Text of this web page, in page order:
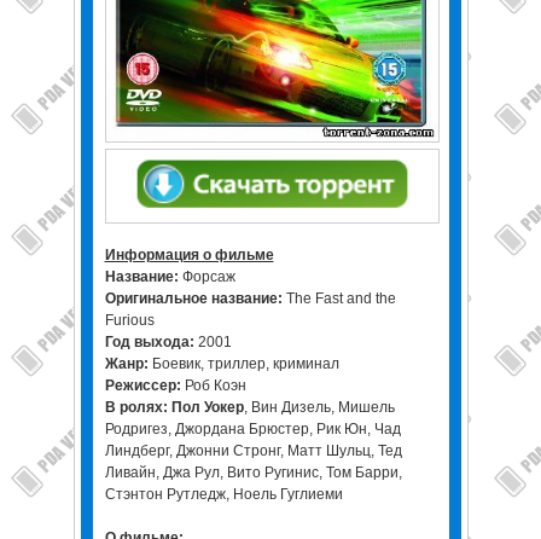
Информация о фильме
Название: Форсаж
Оригинальное название: The Fast and the
Furious
Год выхода: 2001
Жанр: Боевик, триллер, криминал
Режиссер: Роб Коэн
В ролях: Пол Уокер, Вин Дизель, Мишель
Родригез, Джордана Брюстер, Рик Юн, Чад
Линдберг, Джонни Стронг, Матт Шульц, Тед
Ливайн, Джа Рул, Вито Ругинис, Том Барри,
Стэнтон Рутледж, Ноель Гуглиеми